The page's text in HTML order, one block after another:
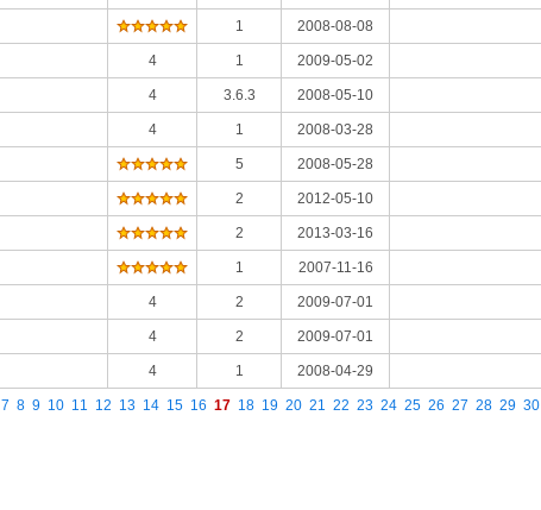
1 2008-08-08
4 1 2009-05-02
4 3.6.3 2008-05-10
4 1 2008-03-28
5 2008-05-28
2 2012-05-10
2 2013-03-16
1 2007-11-16
4 2 2009-07-01
4 2 2009-07-01
4 1 2008-04-29
7 8 9 10 11 12 13 14 15 16 17 18 19 20 21 22 23 24 25 26 27 28 29 30